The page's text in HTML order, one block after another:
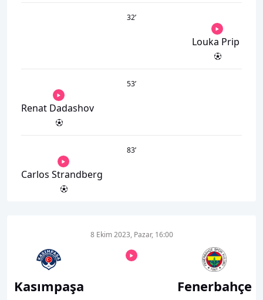
32’
Louka Prip
53’
Renat Dadashov
83’
Carlos Strandberg
Kasımpaşa
8 Ekim 2023, Pazar, 16:00
Fenerbahçe